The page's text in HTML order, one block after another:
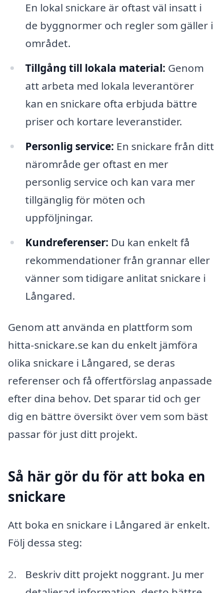
En lokal snickare är oftast väl insatt i
de byggnormer och regler som gäller i
området.
Tillgång till lokala material: Genom
att arbeta med lokala leverantörer
kan en snickare ofta erbjuda bättre
priser och kortare leveranstider.
Personlig service: En snickare från ditt
närområde ger oftast en mer
personlig service och kan vara mer
tillgänglig för möten och
uppföljningar.
Kundreferenser: Du kan enkelt få
rekommendationer från grannar eller
vänner som tidigare anlitat snickare i
Långared.
Genom att använda en plattform som
hitta-snickare.se kan du enkelt jämföra
olika snickare i Långared, se deras
referenser och få offertförslag anpassade
efter dina behov. Det sparar tid och ger
dig en bättre översikt över vem som bäst
passar för just ditt projekt.
Så här gör du för att boka en
snickare
Att boka en snickare i Långared är enkelt.
Följ dessa steg:
Beskriv ditt projekt noggrant. Ju mer